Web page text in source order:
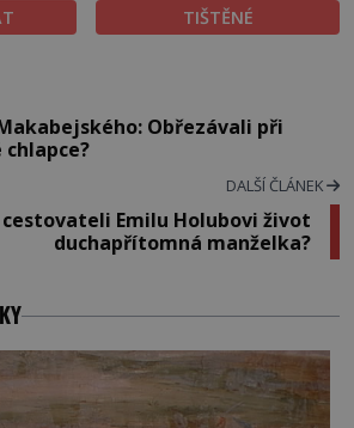
TIŠTĚNÉ
Obřezávali při
chlapce?
DALŠÍ ČLÁNEK
Emilu Holubovi život
duchapřítomná manželka?